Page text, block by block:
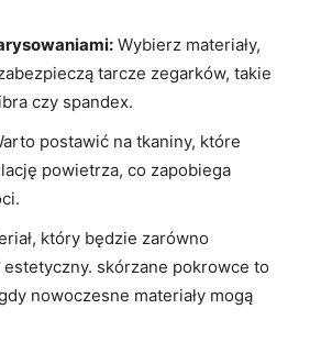
Wybierz‍ materiały,
tarcze zegarków, takie
czy spandex.
postawić ‌na ‌tkaniny, które
powietrza, co ‍zapobiega
który będzie ⁢zarówno
skórzane ‌pokrowce to⁢
nowoczesne materiały mogą